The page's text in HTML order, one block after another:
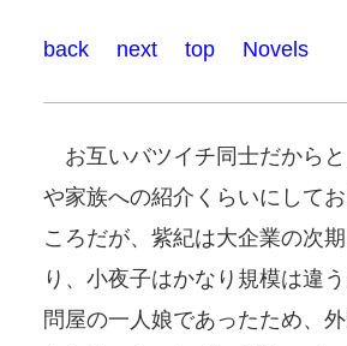
back next top Novels
お互いバツイチ同士だから
や家族への紹介くらいにして
ころだが、紫紀は大企業の次
り、小夜子はかなり規模は違
問屋の一人娘であったため、